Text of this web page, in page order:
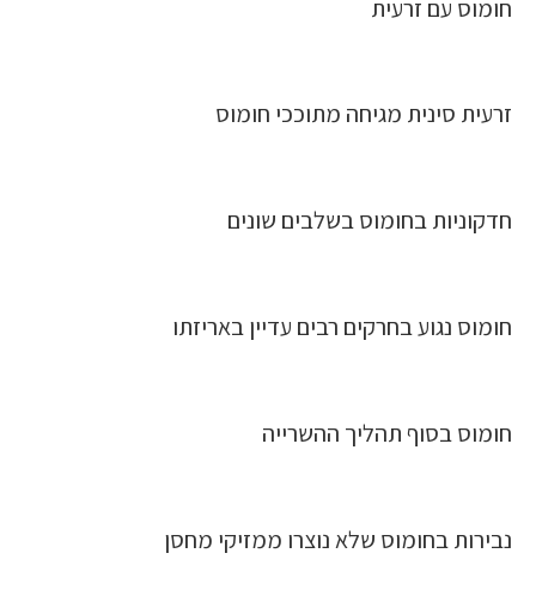
חומוס עם זרעית
זרעית סינית מגיחה מתוככי חומוס
חדקוניות בחומוס בשלבים שונים
חומוס נגוע בחרקים רבים עדיין באריזתו
חומוס בסוף תהליך ההשרייה
נבירות בחומוס שלא נוצרו ממזיקי מחסן